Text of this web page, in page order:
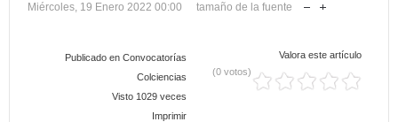
Miércoles, 19 Enero 2022 00:00 tamaño de la fuente
Publicado en Convocatorías
Colciencias
Visto 1029 veces
Imprimir
Valora este artículo
(0 votos)